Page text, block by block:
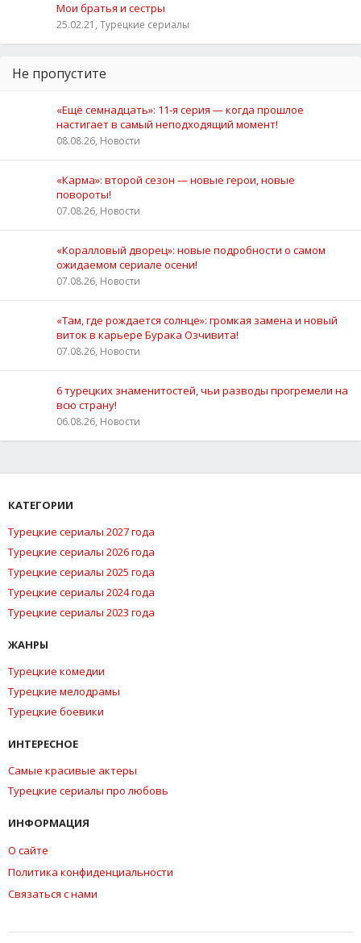
Мои братья и сестры
25.02.21, Турецкие сериалы
Не пропустите
«Ещё семнадцать»: 11‑я серия — когда прошлое
настигает в самый неподходящий момент!
08.08.26, Новости
«Карма»: второй сезон — новые герои, новые
повороты!
07.08.26, Новости
«Коралловый дворец»: новые подробности о самом
ожидаемом сериале осени!
07.08.26, Новости
«Там, где рождается солнце»: громкая замена и новый
виток в карьере Бурака Озчивита!
07.08.26, Новости
6 турецких знаменитостей, чьи разводы прогремели на
всю страну!
06.08.26, Новости
КАТЕГОРИИ
Турецкие сериалы 2027 года
Турецкие сериалы 2026 года
Турецкие сериалы 2025 года
Турецкие сериалы 2024 года
Турецкие сериалы 2023 года
ЖАНРЫ
Турецкие комедии
Турецкие мелодрамы
Турецкие боевики
ИНТЕРЕСНОЕ
Самые красивые актеры
Турецкие сериалы про любовь
ИНФОРМАЦИЯ
О сайте
Политика конфиденциальности
Связаться с нами